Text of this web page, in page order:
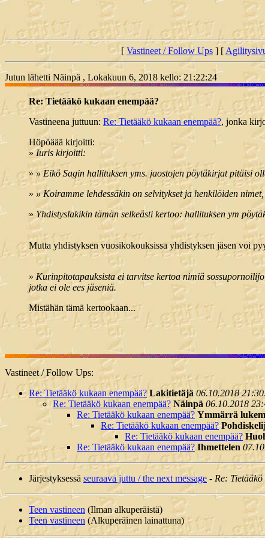
[ Vastineet / Follow Ups ] [
Jutun lähetti Näinpä , Lokakuun 6, 2018 kello: 21:22:24
Re: Tietääkö kukaan enempää?
Vastineena juttuun: Re: Tietääkö kukaan enempää?, jonka
Höpöäää kirjoitti:
»Iuris kirjoitti:
» » Eikö Sagin hallituksen yms. jaostojen pöytäkirjat pitäisi
» » Koiramme lehdessäkin on selvitykset ja henkilöiden
» Yhdistyslakikin tämän selkeästi kertoo: hallituksen ym
Mutta yhdistyksen vuosikokouksissa yhdistyksen jäsen voi
» Kurinpitotapauksista ei tarvitse kertoa nimiä
jotka ei ole ees jäseniä.
Mistähän tämä kertookaan...
Vastineet / Follow Ups:
Re: Tietääkö kukaan enempää? Lakitietäjä 06.10.2018
Re: Tietääkö kukaan enempää? Näinpä 06.10.2018
Re: Tietääkö kukaan enempää? Ymmärrä
Re: Tietääkö kukaan enempää?
Re: Tietääkö kukaan enempää?
Re: Tietääkö kukaan enempää? Ihmettelen
Järjestyksessä seuraava juttu / the next message - Re:
Teen vastineen (Ilman alkuperäistä)
Teen vastineen (Alkuperäinen lainattuna)